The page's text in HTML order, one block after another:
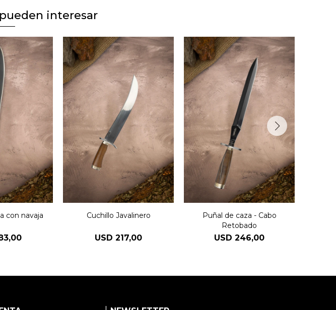
interesar
con navaja Cuchillo Javalinero
USD 217,00
Puñal de caza - Cabo
Retobado
USD 246,00